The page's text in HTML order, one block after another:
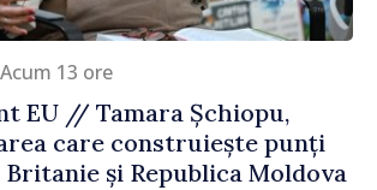
/ Acum 13 ore
EU // Tamara Șchiopu,
care construiește punți
și Republica Moldova